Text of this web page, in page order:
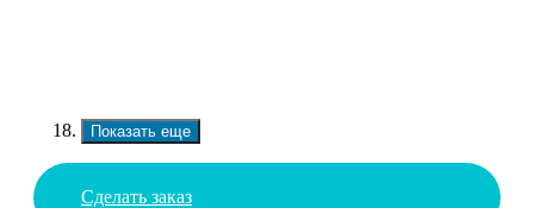
Показать еще
Сделать заказ